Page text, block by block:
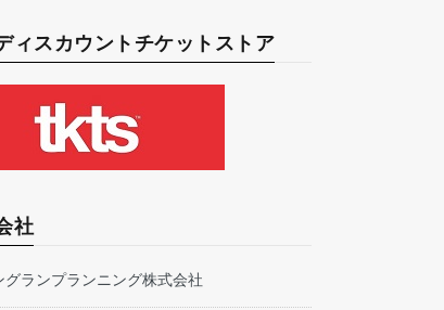
ィスカウントチケットストア
社
グランプランニング株式会社